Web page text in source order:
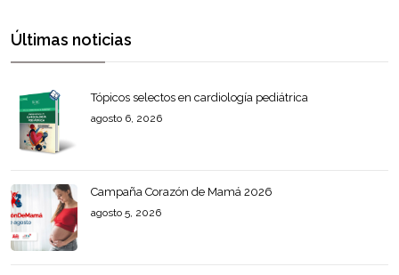
Últimas noticias
Tópicos selectos en cardiología pediátrica
agosto 6, 2026
Campaña Corazón de Mamá 2026
agosto 5, 2026